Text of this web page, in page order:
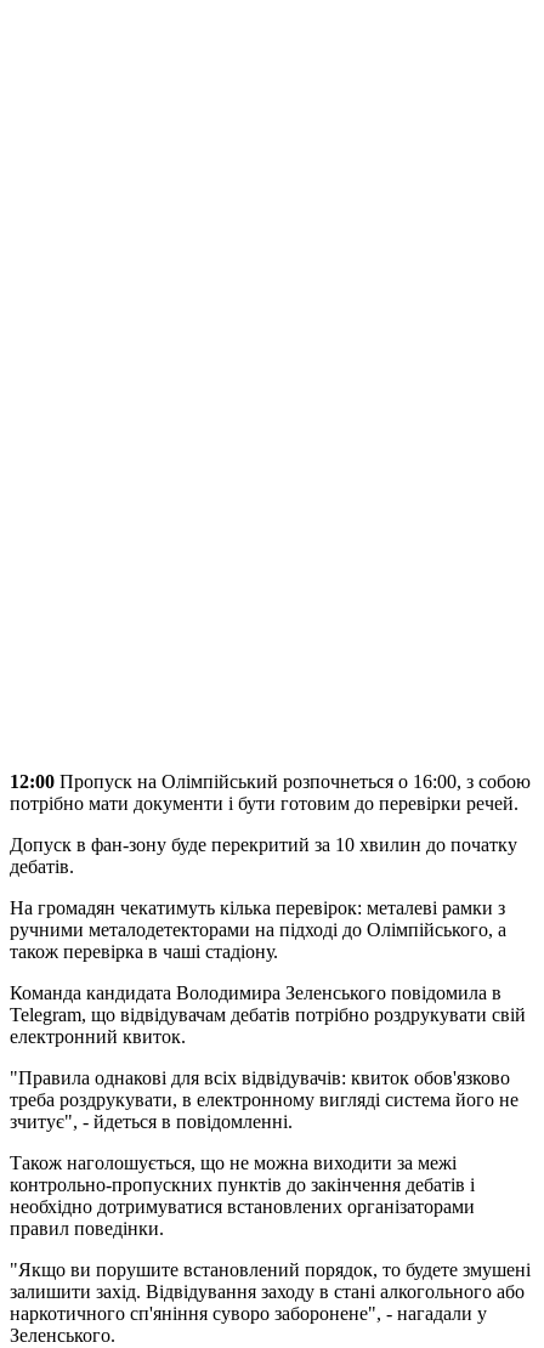
12:00 Пропуск на Олімпійський розпочнеться о 16:00, з собою
потрібно мати документи і бути готовим до перевірки речей.
Допуск в фан-зону буде перекритий за 10 хвилин до початку
дебатів.
На громадян чекатимуть кілька перевірок: металеві рамки з
ручними металодетекторами на підході до Олімпійського, а
також перевірка в чаші стадіону.
Команда кандидата Володимира Зеленського повідомила в
Telegram, що відвідувачам дебатів потрібно роздрукувати свій
електронний квиток.
"Правила однакові для всіх відвідувачів: квиток обов'язково
треба роздрукувати, в електронному вигляді система його не
зчитує", - йдеться в повідомленні.
Також наголошується, що не можна виходити за межі
контрольно-пропускних пунктів до закінчення дебатів і
необхідно дотримуватися встановлених організаторами
правил поведінки.
"Якщо ви порушите встановлений порядок, то будете змушені
залишити захід. Відвідування заходу в стані алкогольного або
наркотичного сп'яніння суворо заборонене", - нагадали у
Зеленського.